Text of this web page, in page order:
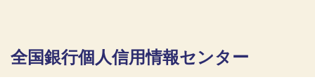
全国銀行個人信用情報センター